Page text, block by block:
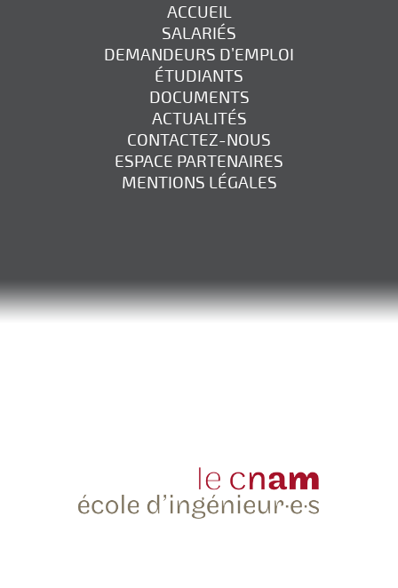
ACCUEIL
SALARIÉS
DEMANDEURS D’EMPLOI
ÉTUDIANTS
DOCUMENTS
ACTUALITÉS
CONTACTEZ-NOUS
ESPACE PARTENAIRES
MENTIONS LÉGALES